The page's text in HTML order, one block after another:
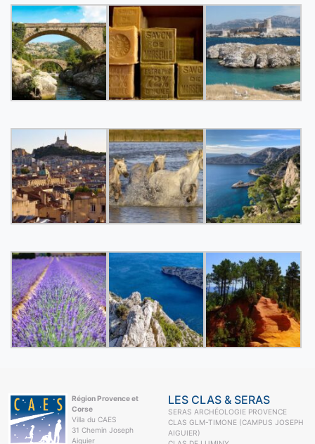
Région Provence et
Corse
Villa du CAES
31 Chemin Joseph
Aiguier
LES CLAS & SERAS
SERAS ARCHÉOLOGIE PROVENCE
CLAS GLM-TIMONE (CAMPUS JOSEPH
AIGUIER)